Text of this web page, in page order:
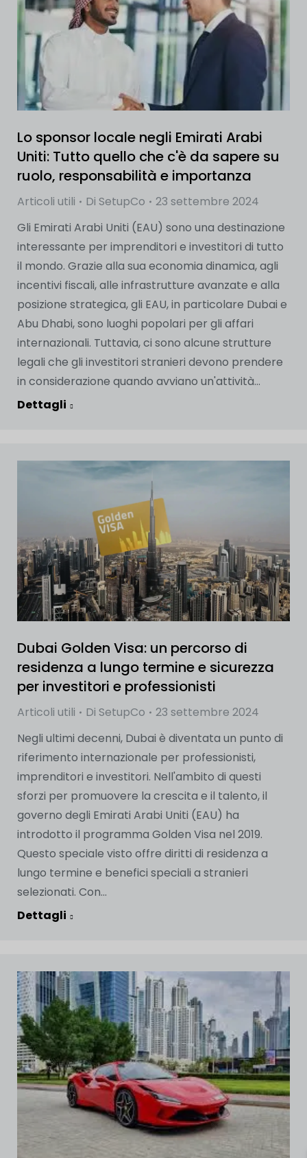
Lo sponsor locale negli Emirati Arabi
Uniti: Tutto quello che c'è da sapere su
ruolo, responsabilità e importanza
Articoli utili Di SetupCo
23 settembre 2024
Gli Emirati Arabi Uniti (EAU) sono una destinazione
interessante per imprenditori e investitori di tutto
il mondo. Grazie alla sua economia dinamica, agli
incentivi fiscali, alle infrastrutture avanzate e alla
posizione strategica, gli EAU, in particolare Dubai e
Abu Dhabi, sono luoghi popolari per gli affari
internazionali. Tuttavia, ci sono alcune strutture
legali che gli investitori stranieri devono prendere
in considerazione quando avviano un'attività...
Dettagli
Dubai Golden Visa: un percorso di
residenza a lungo termine e sicurezza
per investitori e professionisti
Articoli utili Di SetupCo
23 settembre 2024
Negli ultimi decenni, Dubai è diventata un punto di
riferimento internazionale per professionisti,
imprenditori e investitori. Nell'ambito di questi
sforzi per promuovere la crescita e il talento, il
governo degli Emirati Arabi Uniti (EAU) ha
introdotto il programma Golden Visa nel 2019.
Questo speciale visto offre diritti di residenza a
lungo termine e benefici speciali a stranieri
selezionati. Con...
Dettagli